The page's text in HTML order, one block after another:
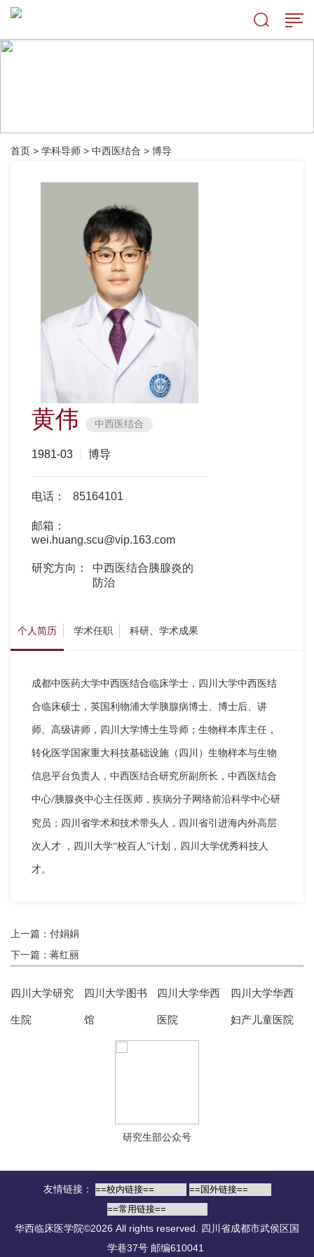
首页 > 学科导师 > 中西医结合 > 博导
黄伟 中西医结合
1981-03 博导
电话： 85164101
邮箱：
wei.huang.scu@vip.163.com
研究方向：
中西医结合胰腺炎的
防治
个人简历 学术任职 科研、学术成果
成都中医药大学中西医结合临床学士，四川大学中西医结
合临床硕士，英国利物浦大学胰腺病博士、博士后、讲
师、高级讲师，四川大学博士生导师；生物样本库主任，
转化医学国家重大科技基础设施（四川）生物样本与生物
信息平台负责人，中西医结合研究所副所长，中西医结合
中心/胰腺炎中心主任医师，疾病分子网络前沿科学中心研
究员；四川省学术和技术带头人，四川省引进海内外高层
次人才 ，四川大学“校百人”计划，四川大学优秀科技人
才。
上一篇：付娟娟
下一篇：蒋红丽
四川大学研究
生院
四川大学图书
馆
四川大学华西
医院
四川大学华西
妇产儿童医院
研究生部公众号
友情链接：
华西临床医学院©2026 All rights reserved.
四川省成都市武侯区国
学巷37号 邮编610041